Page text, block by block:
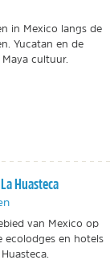
in Mexico langs de
Yucatan en de
cultuur.
Huasteca
van Mexico op
ecolodges en hotels